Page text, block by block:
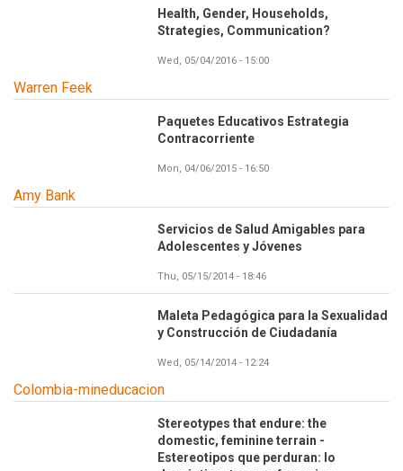
Health, Gender, Households,
Strategies, Communication?
Wed, 05/04/2016 - 15:00
Warren Feek
Paquetes Educativos Estrategia
Contracorriente
Mon, 04/06/2015 - 16:50
Amy Bank
Servicios de Salud Amigables para
Adolescentes y Jóvenes
Thu, 05/15/2014 - 18:46
Maleta Pedagógica para la Sexualidad
y Construcción de Ciudadanía
Wed, 05/14/2014 - 12:24
Colombia-mineducacion
Stereotypes that endure: the
domestic, feminine terrain -
Estereotipos que perduran: lo